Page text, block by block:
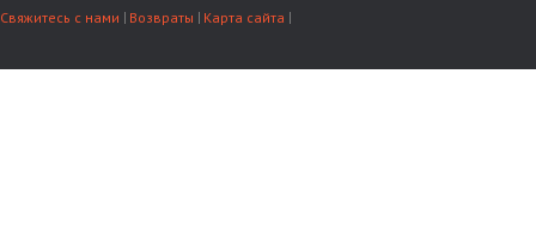
Свяжитесь с нами Возвраты Карта сайта